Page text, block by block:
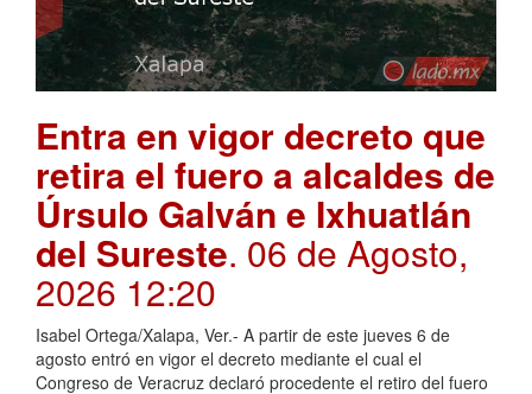
Entra en vigor decreto que
retira el fuero a alcaldes de
Úrsulo Galván e Ixhuatlán
del Sureste. 06 de Agosto,
2026 12:20
Isabel Ortega/Xalapa, Ver.- A partir de este jueves 6 de
agosto entró en vigor el decreto mediante el cual el
Congreso de Veracruz declaró procedente el retiro del fuero